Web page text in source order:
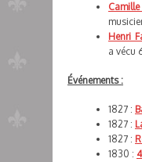
Henri
a vécu
Événements :
1827 :
1827 :
1827 :
1830 :